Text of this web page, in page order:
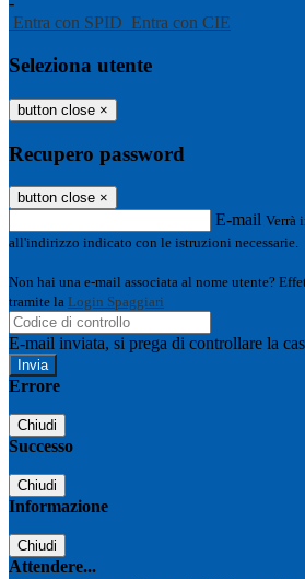
Entra con SPID Entra con CIE
Seleziona utente
button close ×
Recupero password
button close ×
E-mail Verrà
all'indirizzo indicato con le istruzioni necessarie.
Non hai una e-mail associata al nome utente?
tramite la Login Spaggiari
E-mail inviata, si prega di controllare la
Errore
Chiudi
Successo
Chiudi
Informazione
Chiudi
Attendere...